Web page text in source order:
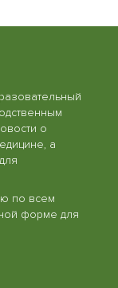
о
а
по всем
форме для